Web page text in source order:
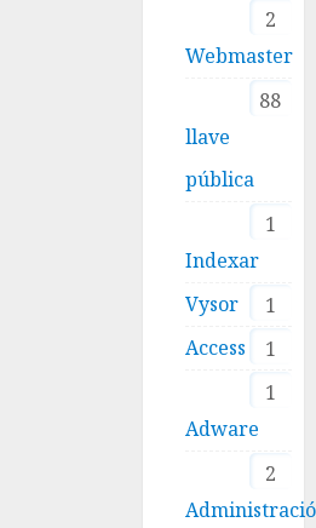
2
Webmaster
88
llave
pública
1
Indexar
1
Vysor
1
Access
1
Adware
2